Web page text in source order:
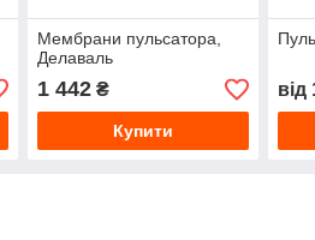
Мембрани пульсатора,
Делаваль
1 442₴
Купити
від